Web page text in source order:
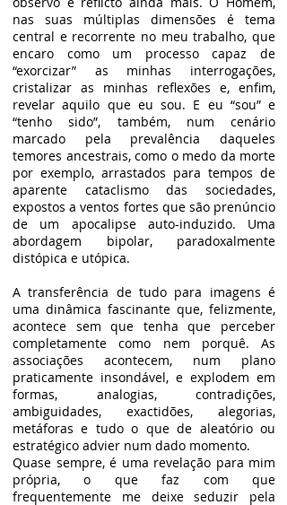
nas suas múltiplas dimensões é tema
central e recorrente no meu trabalho, que
encaro como um processo capaz de
“exorcizar” as minhas interrogações,
cristalizar as minhas reflexões e, enfim,
revelar aquilo que eu sou. E eu “sou” e
“tenho sido”, também, num cenário
marcado pela prevalência daqueles
temores ancestrais, como o medo da morte
por exemplo, arrastados para tempos de
aparente cataclismo das sociedades,
expostos a ventos fortes que são prenúncio
de um apocalipse auto-induzido. Uma
abordagem bipolar, paradoxalmente
distópica e utópica.
A transferência de tudo para imagens é
uma dinâmica fascinante que, felizmente,
acontece sem que tenha que perceber
completamente como nem porquê. As
associações acontecem, num plano
praticamente insondável, e explodem em
formas, analogias, contradições,
ambiguidades, exactidões, alegorias,
metáforas e tudo o que de aleatório ou
estratégico advier num dado momento.
Quase sempre, é uma revelação para mim
própria, o que faz com que
frequentemente me deixe seduzir pela